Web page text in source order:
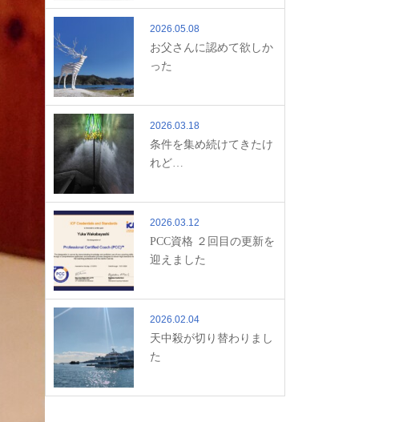
2026.05.08
お父さんに認めて欲しか
った
2026.03.18
条件を集め続けてきたけ
れど…
2026.03.12
PCC資格 ２回目の更新を
迎えました
2026.02.04
天中殺が切り替わりまし
た